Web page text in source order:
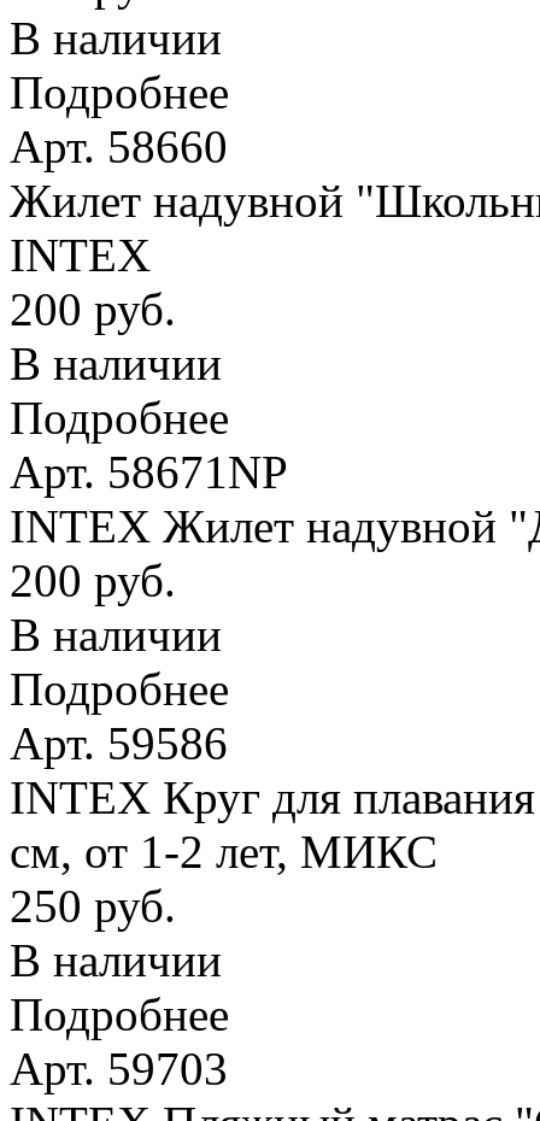
В наличии
Подробнее
Арт. 58660
Жилет надувной
INTEX
200 руб.
В наличии
Подробнее
Арт. 58671NP
INTEX Жилет надувной
200 руб.
В наличии
Подробнее
Арт. 59586
INTEX Круг для
см, от 1-2 лет, МИКС
250 руб.
В наличии
Подробнее
Арт. 59703